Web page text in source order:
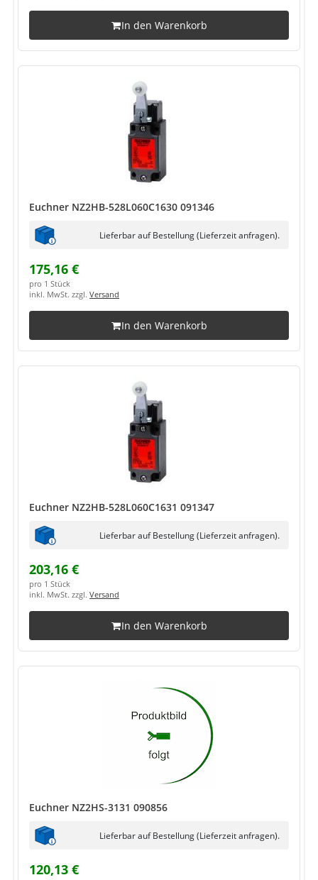
In den Warenkorb
Euchner NZ2HB-528L060C1630 091346
Lieferbar auf Bestellung (Lieferzeit anfragen).
175,16 €
pro 1 Stück
inkl. MwSt. zzgl. Versand
In den Warenkorb
Euchner NZ2HB-528L060C1631 091347
Lieferbar auf Bestellung (Lieferzeit anfragen).
203,16 €
pro 1 Stück
inkl. MwSt. zzgl. Versand
In den Warenkorb
Euchner NZ2HS-3131 090856
Lieferbar auf Bestellung (Lieferzeit anfragen).
120,13 €